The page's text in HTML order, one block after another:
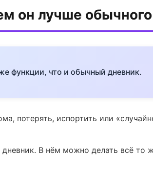
он лучше обычного
функции, что и обычный дневник.
потерять, испортить или
В нём можно делать всё